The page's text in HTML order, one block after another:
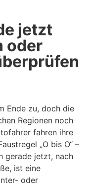
jetzt
oder
Ende zu, doch die
Regionen noch
fahren ihre
„O bis O“ –
gerade jetzt, nach
ist eine
oder